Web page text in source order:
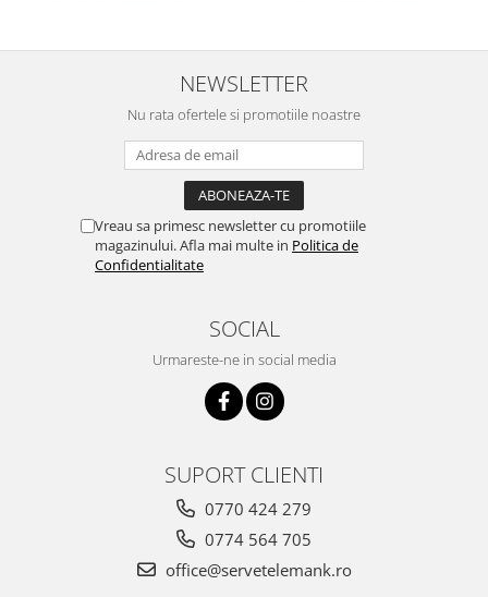
NEWSLETTER
Nu rata ofertele si promotiile noastre
Vreau sa primesc newsletter cu promotiile
magazinului. Afla mai multe in Politica de
Confidentialitate
SOCIAL
Urmareste-ne in social media
SUPORT CLIENTI
0770 424 279
0774 564 705
office@servetelemank.ro